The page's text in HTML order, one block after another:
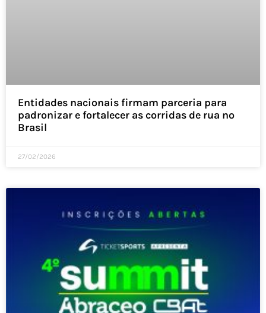
Entidades nacionais firmam parceria para
padronizar e fortalecer as corridas de rua no
Brasil
27/02/2026